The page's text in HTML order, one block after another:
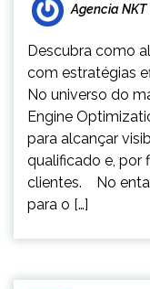
Agencia NKT
Descubra como
com estratégias
No universo do
Engine
para alcançar
qualificado e, por
clientes. No
para o […]